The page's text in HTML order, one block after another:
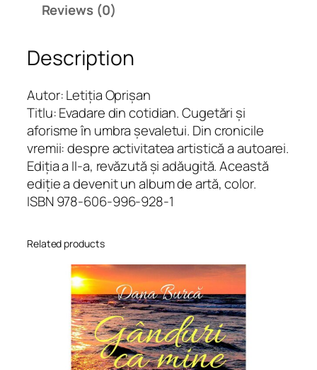
n
E
d
i
ț
i
a
a
-
Reviews (0)
Description
Autor: Letiția Oprișan
Titlu: Evadare din cotidian. Cugetări și
aforisme în umbra șevaletui. Din cronicile
vremii: despre activitatea artistică a autoarei.
Ediția a II-a, revăzută și adăugită. Această
ediție a devenit un album de artă, color.
ISBN 978-606-996-928-1
Related products